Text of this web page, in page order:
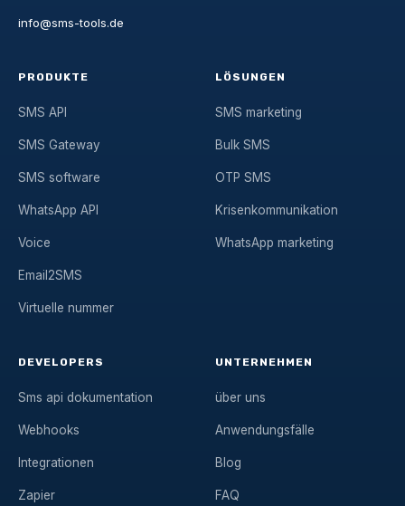
info@sms-tools.de
PRODUKTE
SMS API
SMS Gateway
SMS software
WhatsApp API
Voice
Email2SMS
Virtuelle nummer
LÖSUNGEN
SMS marketing
Bulk SMS
OTP SMS
Krisenkommunikation
WhatsApp marketing
DEVELOPERS
Sms api dokumentation
Webhooks
Integrationen
Zapier
UNTERNEHMEN
über uns
Anwendungsfälle
Blog
FAQ